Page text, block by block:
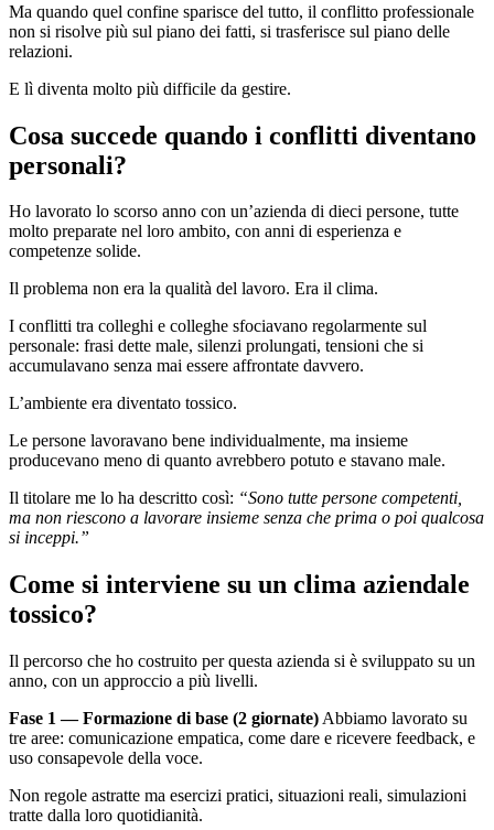
Ma quando quel confine sparisce del tutto, il conflitto professionale
non si risolve più sul piano dei fatti, si trasferisce sul piano delle
relazioni.
E lì diventa molto più difficile da gestire.
Cosa succede quando i conflitti diventano
personali?
Ho lavorato lo scorso anno con un’azienda di dieci persone, tutte
molto preparate nel loro ambito, con anni di esperienza e
competenze solide.
Il problema non era la qualità del lavoro. Era il clima.
I conflitti tra colleghi e colleghe sfociavano regolarmente sul
personale: frasi dette male, silenzi prolungati, tensioni che si
accumulavano senza mai essere affrontate davvero.
L’ambiente era diventato tossico.
Le persone lavoravano bene individualmente, ma insieme
producevano meno di quanto avrebbero potuto e stavano male.
Il titolare me lo ha descritto così: “Sono tutte persone competenti,
ma non riescono a lavorare insieme senza che prima o poi qualcosa
si inceppi.”
Come si interviene su un clima aziendale
tossico?
Il percorso che ho costruito per questa azienda si è sviluppato su un
anno, con un approccio a più livelli.
Fase 1 — Formazione di base (2 giornate) Abbiamo lavorato su
tre aree: comunicazione empatica, come dare e ricevere feedback, e
uso consapevole della voce.
Non regole astratte ma esercizi pratici, situazioni reali, simulazioni
tratte dalla loro quotidianità.